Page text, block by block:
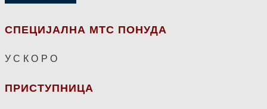
СПЕЦИЈАЛНА МТС ПОНУДА
У С К О Р О
ПРИСТУПНИЦА